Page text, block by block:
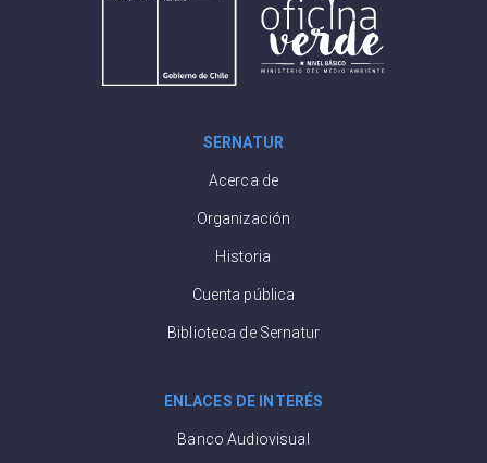
SERNATUR
Acerca de
Organización
Historia
Cuenta pública
Biblioteca de Sernatur
ENLACES DE INTERÉS
Banco Audiovisual